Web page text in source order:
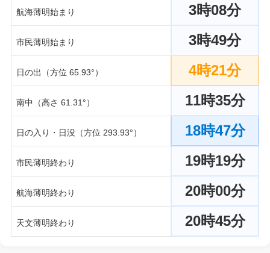
航海薄明始まり 3時08分
市民薄明始まり 3時49分
日の出（方位 65.93°） 4時21分
南中（高さ 61.31°） 11時35分
日の入り・日没（方位 293.93°） 18時47分
市民薄明終わり 19時19分
航海薄明終わり 20時00分
天文薄明終わり 20時45分